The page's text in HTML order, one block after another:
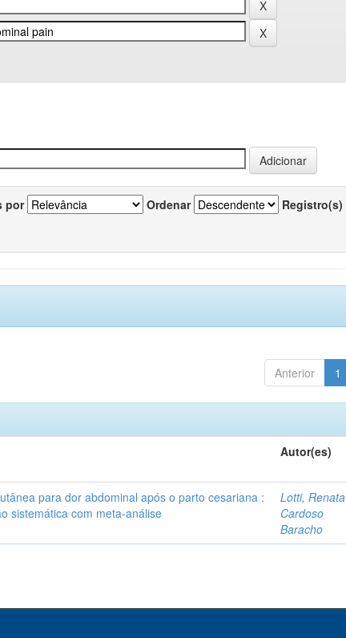
por Ordenar Registro(s)
Anterior 1
Autor(es)
para dor abdominal após o parto cesariana :
sistemática com meta-análise
Lotti, Renata
Cardoso
Baracho